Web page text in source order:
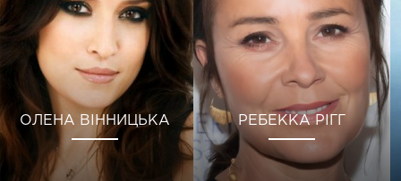
ОЛЕНА ВІННИЦЬКА РЕБЕККА РІГГ